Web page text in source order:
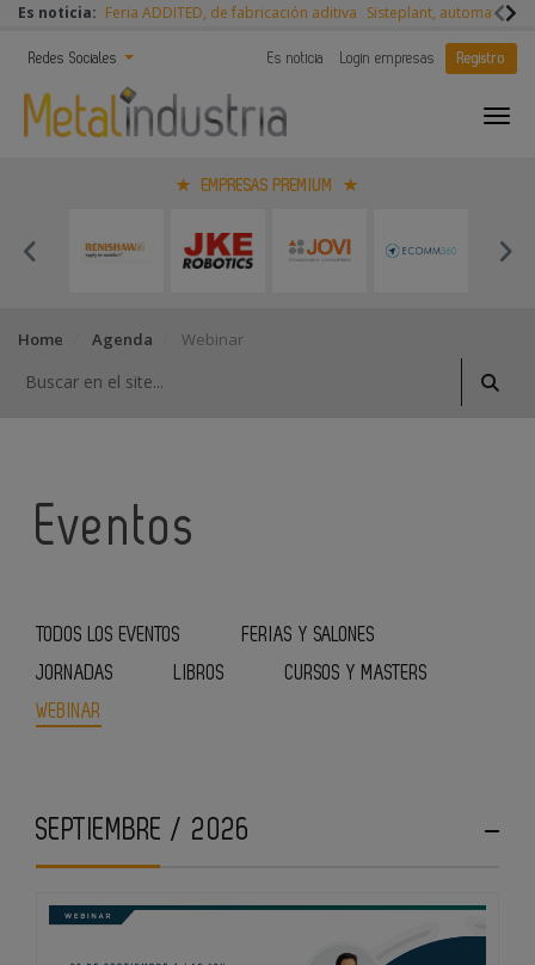
Es noticia: Feria ADDITED, de fabricación aditiva Sisteplant,
Redes Sociales Es noticia Login empresas Registro
EMPRESAS PREMIUM
Home Agenda Webinar
Eventos
TODOS LOS EVENTOS
FERIAS Y SALONES
JORNADAS
LIBROS
CURSOS Y MASTERS
WEBINAR
SEPTIEMBRE / 2026